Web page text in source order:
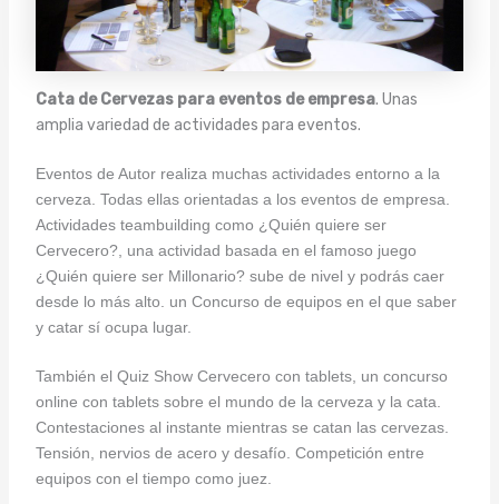
Cata de Cervezas para eventos de empresa. Unas
amplia variedad de actividades para eventos.
Eventos de Autor realiza muchas actividades entorno a la
cerveza. Todas ellas orientadas a los eventos de empresa.
Actividades teambuilding como ¿Quién quiere ser
Cervecero?, una actividad basada en el famoso juego
¿Quién quiere ser Millonario? sube de nivel y podrás caer
desde lo más alto. un Concurso de equipos en el que saber
y catar sí ocupa lugar.
También el Quiz Show Cervecero con tablets, un concurso
online con tablets sobre el mundo de la cerveza y la cata.
Contestaciones al instante mientras se catan las cervezas.
Tensión, nervios de acero y desafío. Competición entre
equipos con el tiempo como juez.